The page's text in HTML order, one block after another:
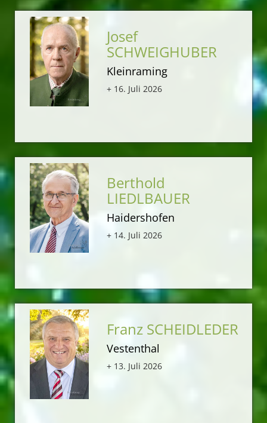
Josef
SCHWEIGHUBER
Kleinraming
+ 16. Juli 2026
Berthold
LIEDLBAUER
Haidershofen
+ 14. Juli 2026
Franz SCHEIDLEDER
Vestenthal
+ 13. Juli 2026